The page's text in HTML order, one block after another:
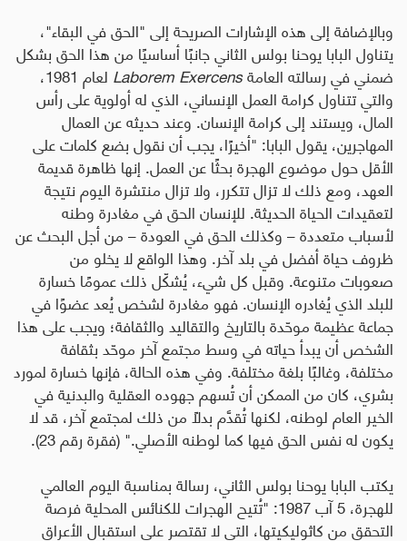
وبالإضافة إلى هذه الإشارات الصريحة إلى"الحق في البقاء"،
يتناول البابا يوحنا بولس الثاني جانبًا أساسيًا من هذا الحق بشكل
ضمني في رسالته العامةLaborem Exercens لعام 1981،
والتي تتناول كرامة العمل الإنساني، الذي له أولوية على رأس
المال، ويستند إلى كرامة الإنسان. وعند حديثه عن العمال
المهاجرين، يقول البابا:
"أخيرًا، يجب أن نقول بضع كلمات على
الأقل حول موضوع الهجرة بحثًا عن العمل. إنها ظاهرة قديمة
العهد، ومع ذلك لا تزال تتكرر، ولا تزال منتشرة اليوم نتيجة
لتعقيدات الحياة الحديثة. للإنسان الحق في مغادرة وطنه
لأسباب متعددة – وكذلك الحق في العودة – من أجل البحث عن
ظروف حياة أفضل في بلد آخر. وهذا الواقع لا يخلو من
صعوبات متنوعة. وقبل كل شيء، يُشكّل ذلك عمومًا خسارة
للبلد الذي يُغادره الإنسان. فهو مغادرة لشخص يُعد عضوًا في
جماعة عظيمة موحّدة بالتاريخ والتقاليد والثقافة؛ ويجب على هذا
الشخص أن يبدأ حياته في وسط مجتمع آخر موحّد بثقافة
مختلفة، وغالبًا بلغة مختلفة. وفي هذه الحالة، فإنها خسارة لمورد
بشري، كان من الممكن أن تُسهم جهوده العقلية والبدنية في
الخير العام لوطنه، لكنها تُقدَّم بدلاً من ذلك لمجتمع آخر، قد لا
يكون له نفس الحق فيها كما لوطنه الأصلي." (فقرة رقم 23).
يكتب البابا يوحنا بولس الثاني، رسالة بمناسبة اليوم العالمي
للهجرة، 5 آب 1987: "تُتيح الهجرات للكنائس المحلية فرصة
التحقق من كاثوليكيتها، التي لا تقتصر على استقبال الأعراق